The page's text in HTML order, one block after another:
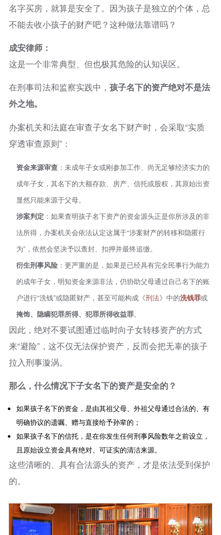
名字买房，就算是安全了。因为孩子是独立的个体，总
不能去收小孩子的财产吧？这种做法靠谱吗？
成安律师：
这是一个非常典型、但也极其危险的认知误区。
在刑事司法和监察实践中， 孩子名下的资产绝对不是法
外之地。
办案机关和法庭在审查子女名下财产时，会采取“实质
穿透审查原则”：
资金来源审查：未成年子女或刚参加工作、尚无足够经济实力的
成年子女，其名下的大额存款、房产、信托或股权，其原始出资
显然只能来源于父母。
涉案判定 ：如果查明孩子名下资产的资金源头正是你所涉及的非
法所得，办案机关会依法认定这属于“涉案财产的转移和隐匿行
为”，依然会坚决予以查封、扣押并最终追缴。
衍生刑事风险：更严重的是，如果是已经具有完全民事行为能力
的成年子女，明知资金来源非法，仍协助父母通过自己名下的账
户进行“洗钱”或隐匿财产，甚至可能构成《刑法》中的洗钱罪或
掩饰、隐瞒犯罪所得、犯罪所得收益罪。
因此，绝对不要试图通过临时向子女转移资产的方式
来“避险”，这不仅无法保护资产，反而会把无辜的孩子
拉入刑事漩涡。
那么，什么情况下子女名下的资产是安全的？
如果孩子名下的资金，是由其祖父母、外祖父母通过合法的、有
明确协议的遗嘱、赠与直接给予孙辈的；
如果孩子名下的信托，是在你发生任何刑事风险数年之前设立，
且原始设立资金具有绝对、可证实的清洁来源。
这些清晰的、具有合法源头的资产，才是依法受到保护
的。